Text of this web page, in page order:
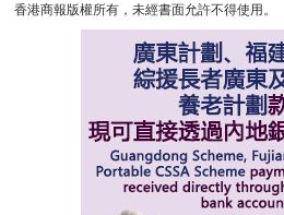
香港商報版權所有，未經書面允許不得使用。